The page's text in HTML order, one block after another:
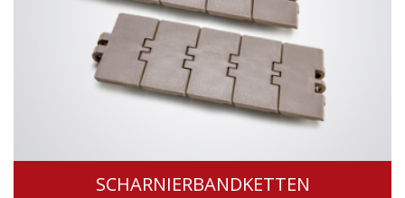
SCHARNIERBANDKETTEN